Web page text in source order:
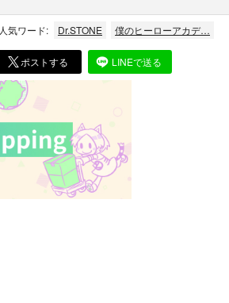
人気ワード: Dr.STONE 僕のヒーローアカデ…
ポストする LINEで送る